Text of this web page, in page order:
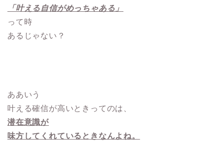
「叶える自信がめっちゃある」
って時
あるじゃない？
ああいう
叶える確信が高いときってのは、
潜在意識が
味方してくれているときなんよね。